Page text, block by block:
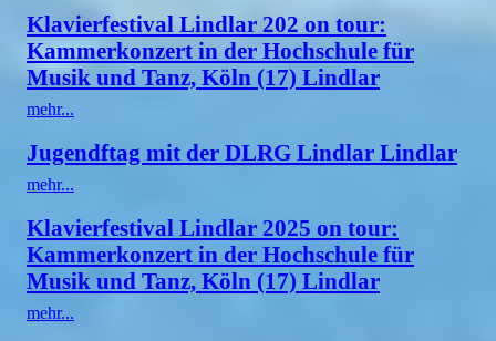
Klavierfestival Lindlar 202 on tour:
Kammerkonzert in der Hochschule für
Musik und Tanz, Köln (17) Lindlar
mehr...
Jugendftag mit der DLRG Lindlar Lindlar
mehr...
Klavierfestival Lindlar 2025 on tour:
Kammerkonzert in der Hochschule für
Musik und Tanz, Köln (17) Lindlar
mehr...